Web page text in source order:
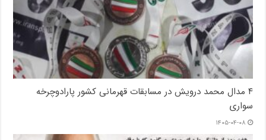
۴ مدال محمد درویش در مسابقات قهرمانی کشور پارادوچرخه
سواری
۱۴۰۵-۰۴-۰۸